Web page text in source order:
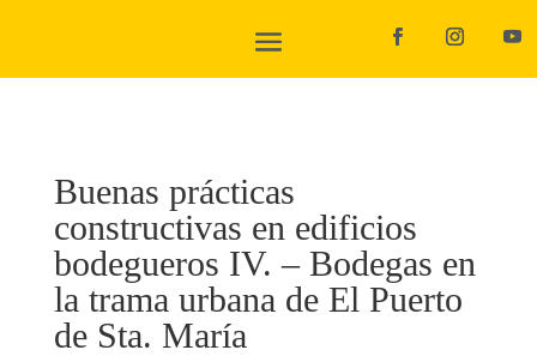
Buenas prácticas
constructivas en edificios
bodegueros IV. – Bodegas en
la trama urbana de El Puerto
de Sta. María